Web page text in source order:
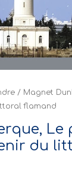
/ Magnet
flamand
Le
du